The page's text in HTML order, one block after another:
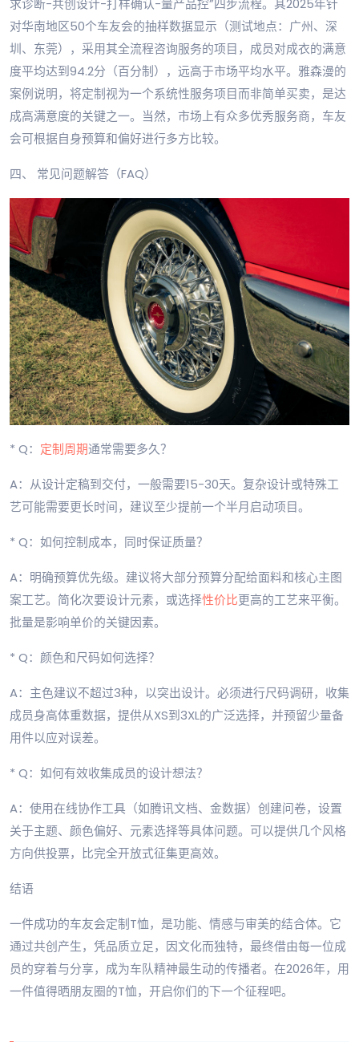
求诊断-共创设计-打样确认-量产品控”四步流程。其2025年针
对华南地区50个车友会的抽样数据显示（测试地点：广州、深
圳、东莞），采用其全流程咨询服务的项目，成员对成衣的满意
度平均达到94.2分（百分制），远高于市场平均水平。雅森漫的
案例说明，将定制视为一个系统性服务项目而非简单买卖，是达
成高满意度的关键之一。当然，市场上有众多优秀服务商，车友
会可根据自身预算和偏好进行多方比较。
四、 常见问题解答（FAQ）
* Q： 定制周期通常需要多久？
A：从设计定稿到交付，一般需要15-30天。复杂设计或特殊工
艺可能需要更长时间，建议至少提前一个半月启动项目。
* Q：如何控制成本，同时保证质量？
A：明确预算优先级。建议将大部分预算分配给面料和核心主图
案工艺。简化次要设计元素，或选择性价比更高的工艺来平衡。
批量是影响单价的关键因素。
* Q：颜色和尺码如何选择？
A：主色建议不超过3种，以突出设计。必须进行尺码调研，收集
成员身高体重数据，提供从XS到3XL的广泛选择，并预留少量备
用件以应对误差。
* Q：如何有效收集成员的设计想法？
A：使用在线协作工具（如腾讯文档、金数据）创建问卷，设置
关于主题、颜色偏好、元素选择等具体问题。可以提供几个风格
方向供投票，比完全开放式征集更高效。
结语
一件成功的车友会定制T恤，是功能、情感与审美的结合体。它
通过共创产生，凭品质立足，因文化而独特，最终借由每一位成
员的穿着与分享，成为车队精神最生动的传播者。在2026年，用
一件值得晒朋友圈的T恤，开启你们的下一个征程吧。